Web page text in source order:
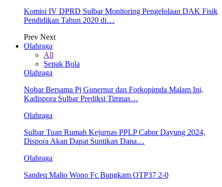
Komisi IV DPRD Sulbar Monitoring Pengelolaan DAK Fisik
Pendidikan Tahun 2020 di…
Prev Next
Olahraga
All
Sepak Bola
Olahraga
Nobar Bersama Pj Gunernur dan Forkopimda Malam Ini,
Kadispora Sulbar Prediksi Timnas…
Olahraga
Sulbar Tuan Rumah Kejurnas PPLP Cabor Dayung 2024,
Dispora Akan Dapat Suntikan Dana…
Olahraga
Sandeq Malio Wono Fc Bungkam OTP37 2-0